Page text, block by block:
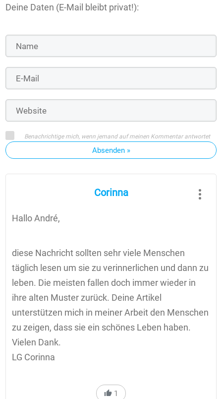
Deine Daten (E-Mail bleibt privat!):
Benachrichtige mich, wenn jemand auf meinen Kommentar antwortet
Absenden »
Corinna
Hallo André,
diese Nachricht sollten sehr viele Menschen
täglich lesen um sie zu verinnerlichen und dann zu
leben. Die meisten fallen doch immer wieder in
ihre alten Muster zurück. Deine Artikel
unterstützen mich in meiner Arbeit den Menschen
zu zeigen, dass sie ein schönes Leben haben.
Vielen Dank.
LG Corinna
1